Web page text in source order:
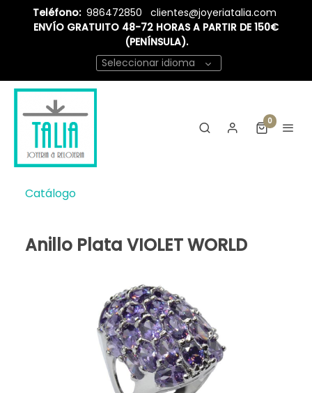
Teléfono: 986472850
clientes@joyeriatalia.com
ENVÍO GRATUITO 48-72 HORAS A PARTIR DE 150€
(PENÍNSULA).
Seleccionar idioma
0
Catálogo
Anillo Plata VIOLET WORLD